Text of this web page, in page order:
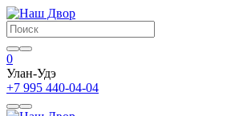
0
Улан-Удэ
+7 995 440-04-04